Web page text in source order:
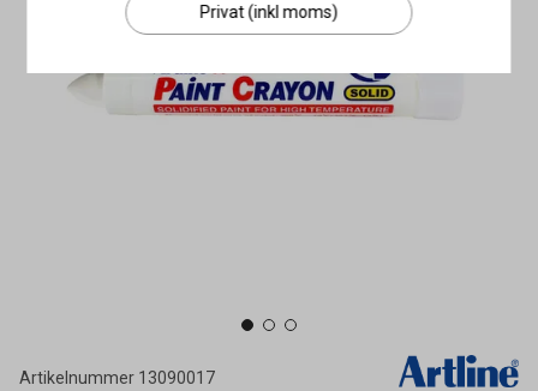
Artikelnummer 13090017
Privat (inkl moms)